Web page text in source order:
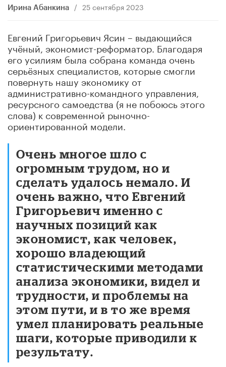
Ирина Абанкина / 25 сентября 2023
Евгений Григорьевич Ясин – выдающийся
учёный, экономист-реформатор. Благодаря
его усилиям была собрана команда очень
серьёзных специалистов, которые смогли
повернуть нашу экономику от
административно-командного управления,
ресурсного самоедства (я не побоюсь этого
слова) к современной рыночно-
ориентированной модели.
Очень многое шло с
огромным трудом, но и
сделать удалось немало. И
очень важно, что Евгений
Григорьевич именно с
научных позиций как
экономист, как человек,
хорошо владеющий
статистическими методами
анализа экономики, видел и
трудности, и проблемы на
этом пути, и в то же время
умел планировать реальные
шаги, которые приводили к
результату.